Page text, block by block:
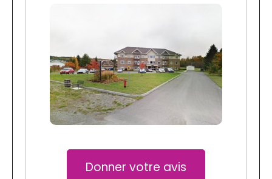
Donner votre avis